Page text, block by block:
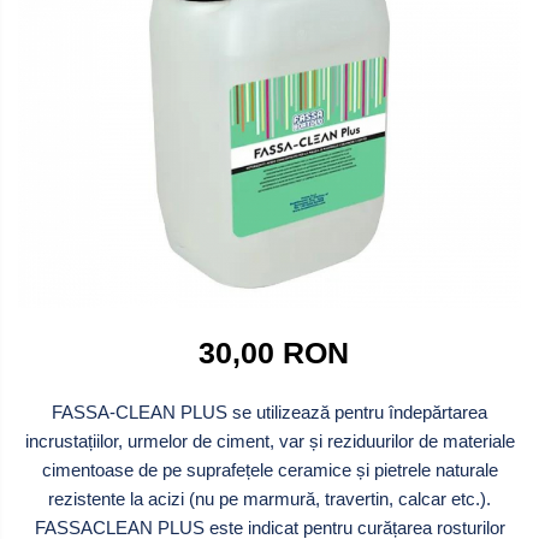
Mortar & chit pentru grătar
30,00 RON
FASSA-CLEAN PLUS se utilizează pentru îndepărtarea
incrustațiilor, urmelor de ciment, var și reziduurilor de materiale
cimentoase de pe suprafețele ceramice și pietrele naturale
rezistente la acizi (nu pe marmură, travertin, calcar etc.).
FASSACLEAN PLUS este indicat pentru curățarea rosturilor